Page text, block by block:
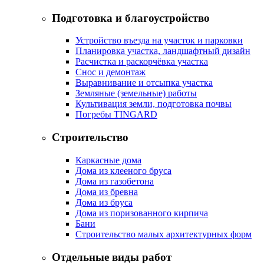
Подготовка и благоустройство
Устройство въезда на участок и парковки
Планировка участка, ландшафтный дизайн
Расчистка и раскорчёвка участка
Снос и демонтаж
Выравнивание и отсыпка участка
Земляные (земельные) работы
Культивация земли, подготовка почвы
Погребы TINGARD
Строительство
Каркасные дома
Дома из клееного бруса
Дома из газобетона
Дома из бревна
Дома из бруса
Дома из поризованного кирпича
Бани
Строительство малых архитектурных форм
Отдельные виды работ